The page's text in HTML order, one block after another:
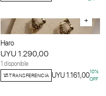
+
Haro
UYU 1.290,00
1 disponible
TRANSFERENCIA UYU 1.161,0010%
OFF